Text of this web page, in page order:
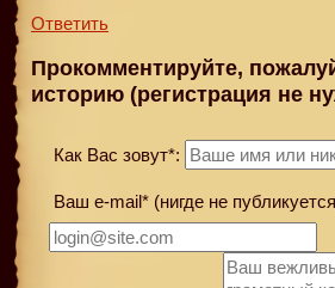
Ответить
Прокомментируйте,
историю (регистрация не
Как Вас зовут*:
Ваш e-mail* (нигде не